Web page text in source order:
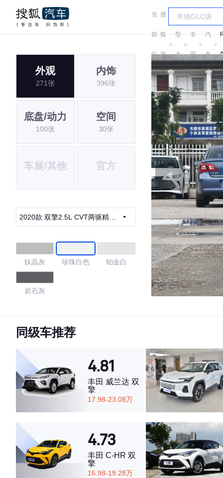
当
前
位
置:
搜
狐
汽
车
＞
车
型
大
全
＞
丰
田
＞
一
汽
丰
田
＞
外观
271张
内饰
396张
底盘/动力
100张
空间
30张
车展/其他 官方
2020款 双擎2.5L CVT两驱精英
钛晶灰 珍珠白色 铂金白
岩石灰
4.79
·外观表现较为优秀，优于74%同级车
·内饰表现一般，低于72%同级车
·空间表现较为优秀，优于77%同级车
同级车推荐
4.81
丰田 威兰达 双
擎
17.98-23.08万
4.73
丰田 C-HR 双
擎
16.98-19.28万